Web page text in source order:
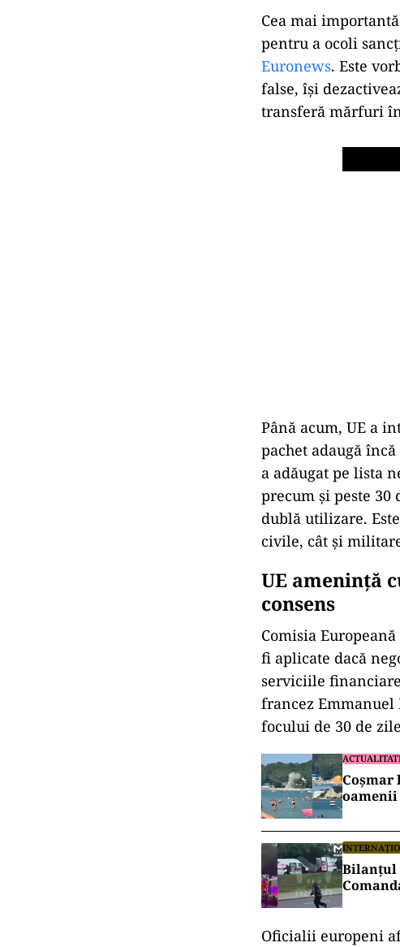
Cea mai
pentru a ocoli
Euronews. Este
false, își
transferă mărfuri
Până acum, UE a
pachet adaugă
a adăugat pe lista
precum și peste
dublă utilizare.
civile, cât și
UE amenință
consens
Comisia
fi aplicate dacă
serviciile
francez
focului de 30 de
Coșmar
Bilanțul
Oficialii europeni